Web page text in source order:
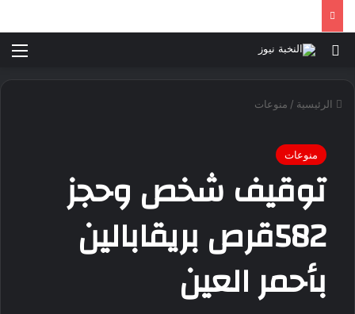
بحث عن
الرئيسية / منوعات
منوعات
توقيف شخص وحجز
582قرص بريقابالين
بأحمر العين